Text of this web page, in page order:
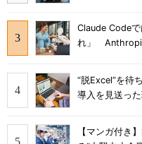
Claude Code
れ」
“脱Excel”を待
導入を見送っ
【マンガ付き